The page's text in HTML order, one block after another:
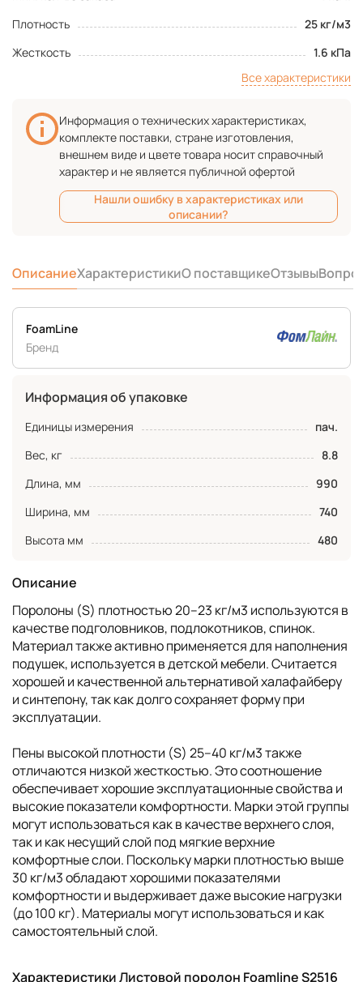
Плотность
25 кг/м3
Жесткость
1.6 кПа
Все характеристики
Информация о технических характеристиках,
комплекте поставки, стране изготовления,
внешнем виде и цвете товара носит справочный
характер и не является публичной офертой
Нашли ошибку в характеристиках или
описании?
ОписаниеХарактеристикиО поставщикеОтзывы
Описание
Поролоны (S) плотностью 20–23 кг/м3 используются в
качестве подголовников, подлокотников, спинок.
Материал также активно применяется для наполнения
подушек, используется в детской мебели. Считается
хорошей и качественной альтернативой халафайберу
и синтепону, так как долго сохраняет форму при
эксплуатации.
Пены высокой плотности (S) 25–40 кг/м3 также
отличаются низкой жесткостью. Это соотношение
обеспечивает хорошие эксплуатационные свойства и
высокие показатели комфортности. Марки этой группы
могут использоваться как в качестве верхнего слоя,
так и как несущий слой под мягкие верхние
комфортные слои. Поскольку марки плотностью выше
30 кг/м3 обладают хорошими показателями
комфортности и выдерживает даже высокие нагрузки
(до 100 кг). Материалы могут использоваться и как
самостоятельный слой.
Характеристики Листовой поролон Foamline S2516
FoamLine
Бренд
Информация об упаковке
Единицы измерения
пач.
Вес, кг
8.8
Длина, мм
990
Ширина, мм
740
Высота мм
480